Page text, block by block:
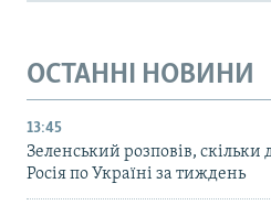
ОСТАННІ НОВИНИ
13:45
Зеленський розповів, скільки
Росія по Україні за тиждень